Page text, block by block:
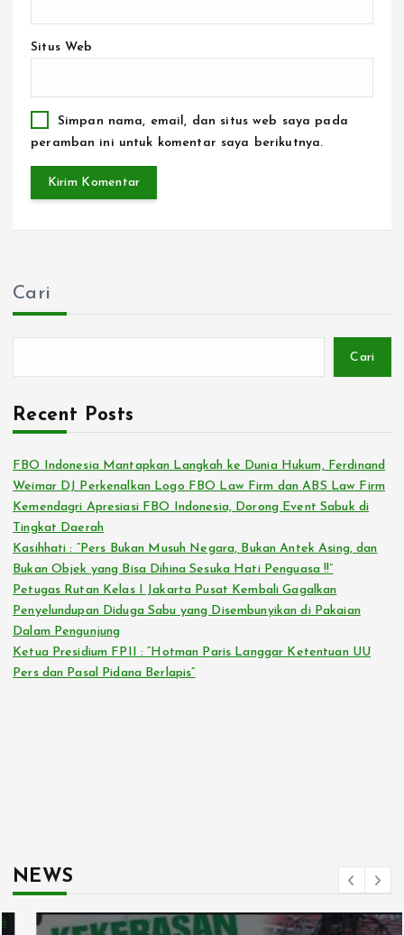
Situs Web
Simpan nama, email, dan situs web saya pada
peramban ini untuk komentar saya berikutnya.
Cari
Cari
Recent Posts
FBO Indonesia Mantapkan Langkah ke Dunia Hukum, Ferdinand
Weimar DJ Perkenalkan Logo FBO Law Firm dan ABS Law Firm
Kemendagri Apresiasi FBO Indonesia, Dorong Event Sabuk di
Tingkat Daerah
Kasihhati : “Pers Bukan Musuh Negara, Bukan Antek Asing, dan
Bukan Objek yang Bisa Dihina Sesuka Hati Penguasa !!”
Petugas Rutan Kelas I Jakarta Pusat Kembali Gagalkan
Penyelundupan Diduga Sabu yang Disembunyikan di Pakaian
Dalam Pengunjung
Ketua Presidium FPII : “Hotman Paris Langgar Ketentuan UU
Pers dan Pasal Pidana Berlapis”
NEWS